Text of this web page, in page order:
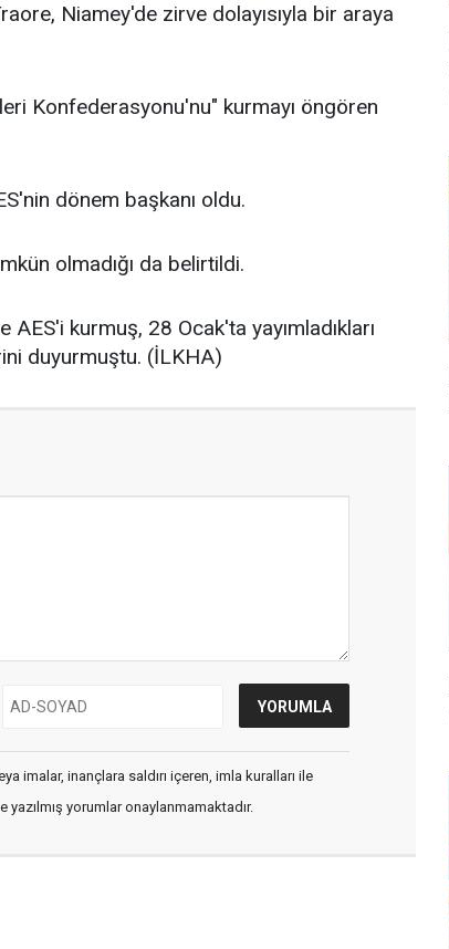
Niamey'de zirve dolayısıyla bir araya
Konfederasyonu'nu" kurmayı öngören
dönem başkanı oldu.
olmadığı da belirtildi.
kurmuş, 28 Ocak'ta yayımladıkları
duyurmuştu. (İLKHA)
imalar, inançlara saldırı içeren, imla kuralları ile
yorumlar onaylanmamaktadır.